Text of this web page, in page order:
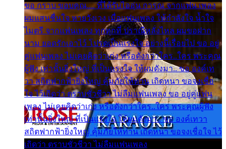
ขอ กราบ ขอบคุณ.... ที่ได้รับไออุ่น การุณ จากแฟน เพลง
ผมแสนชื่นใจ หายวังเวง เมื่อแฟนเพลง ให้กำลังใจ น้ำใจ
ไมตรี จากแฟนเพลง ทุกทุกที่ ปราณีหลั่งไหล ผมขอฝาก
นาม ยอดรักเอาไว้ โปรดเป็นแรงใจ อย่างนี้เรื่อยไป ขอ อยู่
คู่แฟนเพลง ไม่เคยคิดว่าเก่ง หรือดังกว่าใคร..ใคร พระคุณ
ผู้ฟัง เท่านั้นยิ่งใหญ่ ที่เป็นแรงใจ ให้ผมดังมา.. ขอ องค์เท
วา สถิตฟากฟ้ายิ่งใหญ่ คุ้มภัยให้ท่าน เถิดหนา ขอจงเชื่อ
ใจ ไว้เถิดว่า ตราบชั่วชีวา ไม่ลืมแฟนเพลง ขอ อยู่คู่แฟน
เพลง ไม่เคยคิดว่าเก่ง หรือดังกว่าใคร..ใคร พระคุณผู้ฟัง
เท่านั้นยิ่งใหญ่ ที่เป็นแรงใจ ให้ผมดังมา.. ขอ องค์เทวา
สถิตฟากฟ้ายิ่งใหญ่ คุ้มภัยให้ท่าน เถิดหนา ขอจงเชื่อใจ ไว้
เถิดว่า ตราบชั่วชีวา ไม่ลืมแฟนเพลง